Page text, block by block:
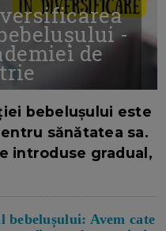
-
de
bebelușului este
sănătatea sa.
introduse gradual,
bebelușului: Avem cate